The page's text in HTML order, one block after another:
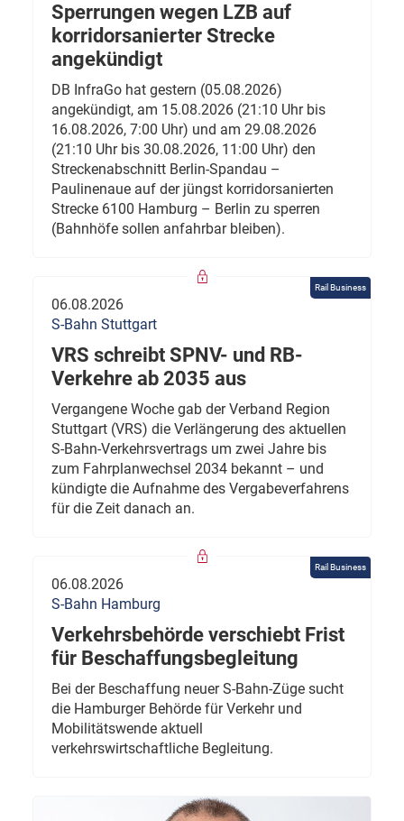
Sperrungen wegen LZB auf
korridorsanierter Strecke
angekündigt
DB InfraGo hat gestern (05.08.2026)
angekündigt, am 15.08.2026 (21:10 Uhr bis
16.08.2026, 7:00 Uhr) und am 29.08.2026
(21:10 Uhr bis 30.08.2026, 11:00 Uhr) den
Streckenabschnitt Berlin-Spandau –
Paulinenaue auf der jüngst korridorsanierten
Strecke 6100 Hamburg – Berlin zu sperren
(Bahnhöfe sollen anfahrbar bleiben).
Rail Business
06.08.2026
S-Bahn Stuttgart
VRS schreibt SPNV- und RB-
Verkehre ab 2035 aus
Vergangene Woche gab der Verband Region
Stuttgart (VRS) die Verlängerung des aktuellen
S-Bahn-Verkehrsvertrags um zwei Jahre bis
zum Fahrplanwechsel 2034 bekannt – und
kündigte die Aufnahme des Vergabeverfahrens
für die Zeit danach an.
Rail Business
06.08.2026
S-Bahn Hamburg
Verkehrsbehörde verschiebt Frist
für Beschaffungsbegleitung
Bei der Beschaffung neuer S-Bahn-Züge sucht
die Hamburger Behörde für Verkehr und
Mobilitätswende aktuell
verkehrswirtschaftliche Begleitung.